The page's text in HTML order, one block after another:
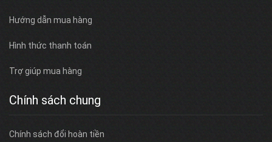
Hướng dẫn mua hàng
Hình thức thanh toán
Trợ giúp mua hàng
Chính sách chung
Chính sách đổi hoàn tiền